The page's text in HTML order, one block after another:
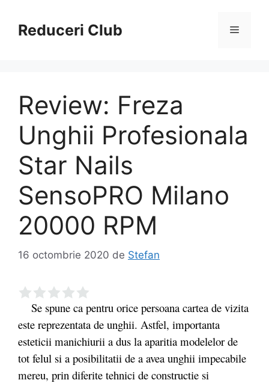
conținutReduceri Club Meniu
Review: Freza
Unghii Profesionala
Star Nails
SensoPRO Milano
20000 RPM
16 octombrie 2020 de Stefan
Se spune ca pentru orice persoana cartea de vizita
este reprezentata de unghii. Astfel, importanta
esteticii manichiurii a dus la aparitia modelelor de
tot felul si a posibilitatii de a avea unghii impecabile
mereu, prin diferite tehnici de constructie si